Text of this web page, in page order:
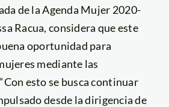
de la Agenda Mujer 2020-
Racua, considera que este
oportunidad para
mediante las
esto se busca continuar
desde la dirigencia de